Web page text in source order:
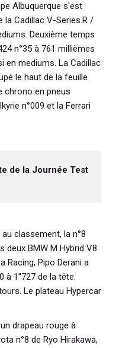
Albuquerque s'est
la Cadillac V-Series.R /
Deuxième temps
n°35 à 761 millièmes
en mediums. La Cadillac
le haut de la feuille
chrono en pneus
n°009 et la Ferrari
de la Journée Test
classement, la n°8
deux BMW M Hybrid V8
Racing, Pipo Derani a
à 1''727 de la tête.
Le plateau Hypercar
drapeau rouge à
n°8 de Ryo Hirakawa,